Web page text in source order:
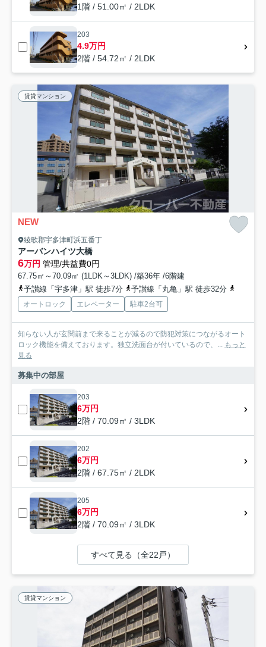
1階 / 51.00㎡ / 2LDK
203
4.9万円
2階 / 54.72㎡ / 2LDK
賃貸マンション
NEW
綾歌郡宇多津町浜五番丁
アーバンハイツ大橋
6万円 管理/共益費0円
67.75㎡～70.09㎡ (1LDK～3LDK) /築36年 /6階建
予讃線「宇多津」駅 徒歩7分
予讃線「丸亀」駅 徒歩32分
オートロック エレベーター 駐車2台可
知らない人が玄関前まで来ることが減るので防犯対策につながるオート
ロック機能を備えております。独立洗面台が付いているので、... もっと
見る
募集中の部屋
203
6万円
2階 / 70.09㎡ / 3LDK
202
6万円
2階 / 67.75㎡ / 2LDK
205
6万円
2階 / 70.09㎡ / 3LDK
すべて見る（全22戸）
賃貸マンション